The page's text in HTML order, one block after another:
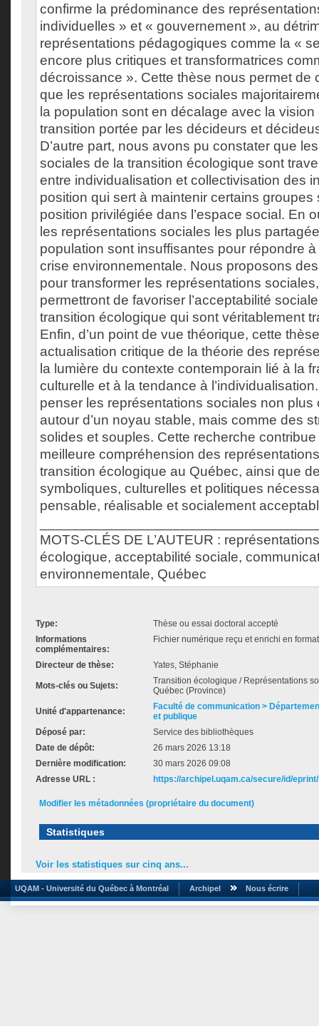
confirme la prédominance des
individuelles » et « gouvernement », au
représentations pédagogiques comme la «
encore plus critiques et transformatrices
décroissance ». Cette thèse nous permet de
que les représentations sociales
la population sont en décalage avec la
transition portée par les décideurs et
D’autre part, nous avons pu constater que
sociales de la transition écologique sont
entre individualisation et collectivisation des
position qui sert à maintenir certains
position privilégiée dans l’espace social. En
les représentations sociales les plus
population sont insuffisantes pour répondre
crise environnementale. Nous proposons
pour transformer les représentations
permettront de favoriser l’acceptabilité
transition écologique qui sont véritablement
Enfin, d’un point de vue théorique, cette
actualisation critique de la théorie des
la lumière du contexte contemporain lié à la
culturelle et à la tendance à
penser les représentations sociales non plus
autour d’un noyau stable, mais comme des
solides et souples. Cette recherche
meilleure compréhension des
transition écologique au Québec, ainsi que
symboliques, culturelles et politiques
pensable, réalisable et socialement
MOTS-CLÉS DE L’AUTEUR :
écologique, acceptabilité sociale,
environnementale, Québec
Type:
Thèse ou essai doctoral accepté
Informations
complémentaires:
Fichier numérique reçu et enrichi en
Directeur de thèse: Yates, Stéphanie
Mots-clés ou Sujets:
Transition écologique / Représentations
Québec (Province)
Unité d'appartenance:
Faculté de communication >
et publique
Déposé par:
Service des bibliothèques
Date de dépôt:
26 mars 2026 13:18
Dernière modification:
30 mars 2026 09:08
Adresse URL :
https://archipel.uqam.ca/secure/id/
Modifier les métadonnées (propriétaire du document)
Statistiques
Voir les statistiques sur cinq ans...
UQAM - Université du Québec à Montréal Archipel Nous écrire